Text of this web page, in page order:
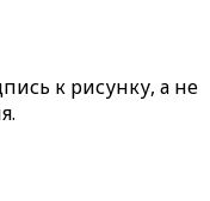
к рисунку, а не